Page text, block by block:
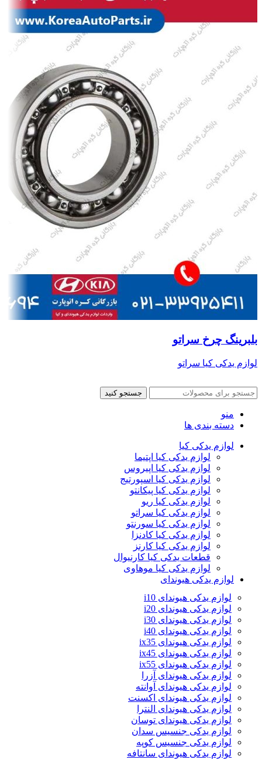
بلبرینگ چرخ سراتو
لوازم یدکی کیا سراتو
جستجو کنید
منو
دسته بندی ها
لوازم یدکی کیا
لوازم یدکی کیا اپتیما
لوازم یدکی کیا اپیروس
لوازم یدکی کیا اسپورتیج
لوازم یدکی کیا پیکانتو
لوازم یدکی کیا ریو
لوازم یدکی کیا سراتو
لوازم یدکی کیا سورنتو
لوازم یدکی کیا کادنزا
لوازم یدکی کیا کارنز
قطعات یدکی کیا کارنیوال
لوازم یدکی کیا موهاوی
لوازم یدکی هیوندای
لوازم یدکی هیوندای i10
لوازم یدکی هیوندای i20
لوازم یدکی هیوندای i30
لوازم یدکی هیوندای i40
لوازم یدکی هیوندای ix35
لوازم یدکی هیوندای ix45
لوازم یدکی هیوندای ix55
لوازم یدکی هیوندای آزرا
لوازم یدکی هیوندای آوانته
لوازم یدکی هیوندای اکسنت
لوازم یدکی هیوندای النترا
لوازم یدکی هیوندای توسان
لوازم یدکی جنسیس سدان
لوازم یدکی جنسیس کوپه
لوازم یدکی هیوندای سانتافه